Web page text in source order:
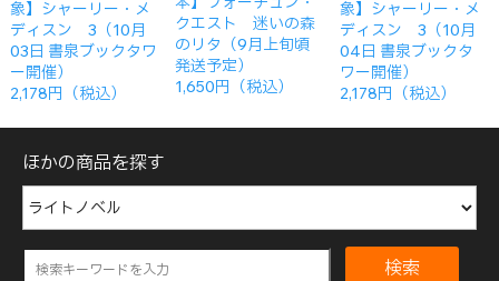
象】シャーリー・メ
ディスン 3（10月
03日 書泉ブックタワ
ー開催）
2,178円（税込）
クエスト 迷いの森
のリタ（9月上旬頃
発送予定）
1,650円（税込）
象】シャーリー・メ
ディスン 3（10月
04日 書泉ブックタ
ワー開催）
2,178円（税込）
ほかの商品を探す
検索